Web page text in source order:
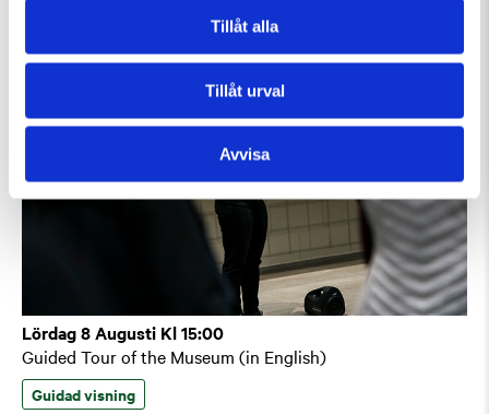
Tillåt alla
Tillåt urval
Avvisa
Lördag 8 Augusti Kl 15:00
Guided Tour of the Museum (in English)
Guidad visning